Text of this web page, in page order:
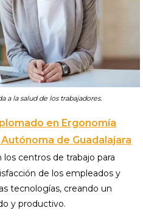
a la salud de los trabajadores.
en Ergonomía
de Guadalajara
los centros de trabajo para
de los empleados y
tecnologías, creando un
y productivo.